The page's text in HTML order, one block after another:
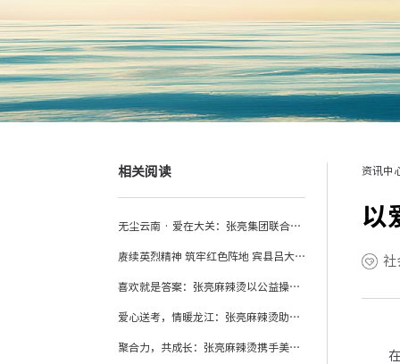
相关阅读
无尘云南 · 爱在大关：张亮集团联合多方赴云南大关开展尘肺病公益帮扶
赓续英烈精神 筑牢红色阵地 宾县吕大千烈士纪念馆举办建馆 五周年纪念活动
喜欢就是答案：张亮麻辣烫以公益操场守护乡村童年
爱心送考，情暖龙江：张亮麻辣烫助力2026欣莉姐团队爱心送考公益行动
聚合力，共成长：张亮麻辣烫携手美团、壹基金共筑乡村儿童操场梦
资讯中
以
社
在宾